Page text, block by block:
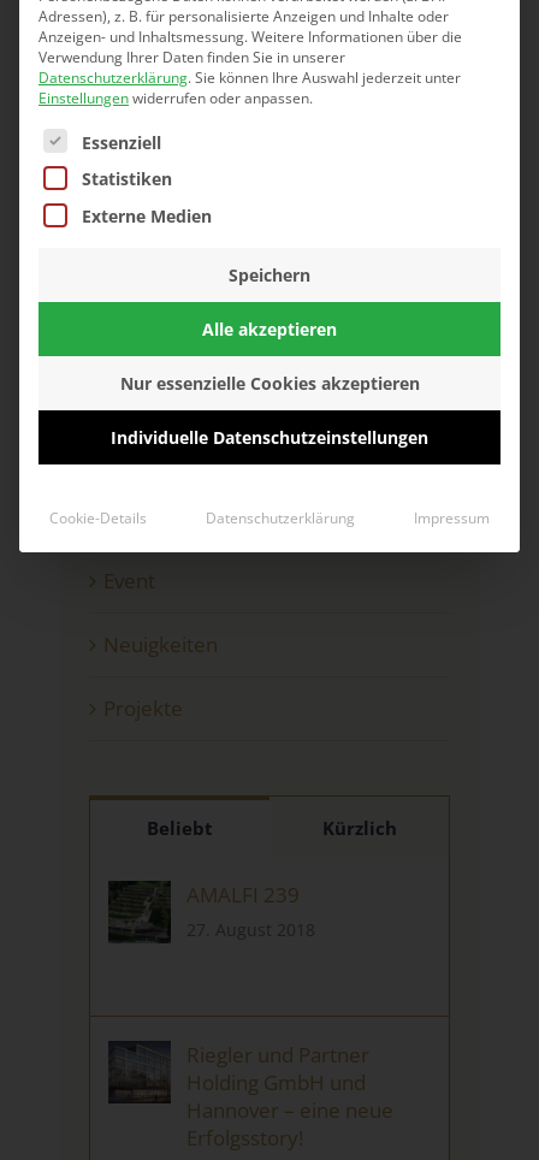
Rekordpreis – Pressemeldungen
Immobilien in einer neuen
Dimension
Save the date! Riegler & Partner
Das waren die Riegler & Partner
Legends 2022
Event
Neuigkeiten
Projekte
Beliebt Kürzlich
AMALFI 239
27. August 2018
Riegler und Partner
Holding GmbH und
Hannover – eine neue
Erfolgsstory!
Adressen), z. B. für personalisierte Anzeigen und Inhalte oder
Anzeigen- und Inhaltsmessung.Weitere Informationen über die
Verwendung Ihrer Daten finden Sie in unserer
Datenschutzerklärung.Sie können Ihre Auswahl jederzeit unter
Einstellungenwiderrufen oder anpassen.
Es folgt eine Liste der Service-Gruppen, für die eine
Essenziell
Statistiken
Externe Medien
Speichern
Alle akzeptieren
Nur essenzielle Cookies akzeptieren
Individuelle Datenschutzeinstellungen
Cookie-Details Datenschutzerklärung Impressum